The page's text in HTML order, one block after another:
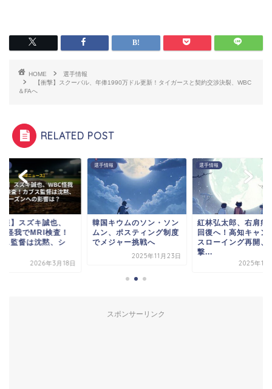
HOME
選手情報
【衝撃】スクーバル、年俸1990万ドル更新！タイガースと契約交渉決裂、WBC
＆FAへ
RELATED POST
報】スズキ誠也、
怪我でMRI検査！
ス監督は沈黙、シ
2026年3月18日
選手情報
韓国キウムのソン・ソン
ムン、ポスティング制度
でメジャー挑戦へ
2025年11月23日
選手情報
紅林弘太郎、右肩痛
回復へ！高知キャン
スローイング再開、
撃...
2025年11
スポンサーリンク